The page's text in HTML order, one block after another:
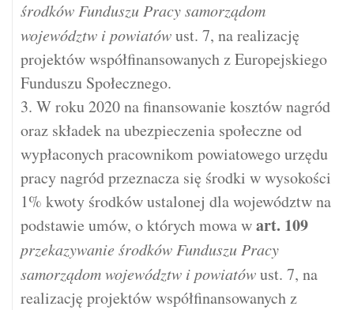
środków Funduszu Pracy samorządom
województw i powiatówust. 7, na realizację
projektów współfinansowanych z Europejskiego
Funduszu Społecznego.
3. W roku 2020 na finansowanie kosztów nagród
oraz składek na ubezpieczenia społeczne od
wypłaconych pracownikom powiatowego urzędu
pracy nagród przeznacza się środki w wysokości
1% kwoty środków ustalonej dla województw na
podstawie umów, o których mowa wart. 109
przekazywanie środków Funduszu Pracy
samorządom województw i powiatówust. 7, na
realizację projektów współfinansowanych z